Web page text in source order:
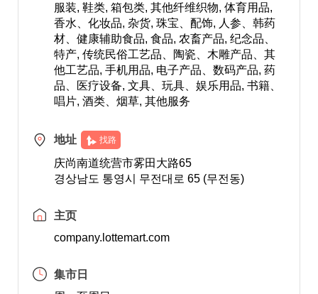
服装, 鞋类, 箱包类, 其他纤维织物, 体育用品,
香水、化妆品, 杂货, 珠宝、配饰, 人参、韩药
材、健康辅助食品, 食品, 农畜产品, 纪念品、
特产, 传统民俗工艺品、陶瓷、木雕产品、其
他工艺品, 手机用品, 电子产品、数码产品, 药
品、医疗设备, 文具、玩具、娱乐用品, 书籍、
唱片, 酒类、烟草, 其他服务
地址 找路
庆尚南道统营市雾田大路65
경상남도 통영시 무전대로 65 (무전동)
主页
company.lottemart.com
集市日